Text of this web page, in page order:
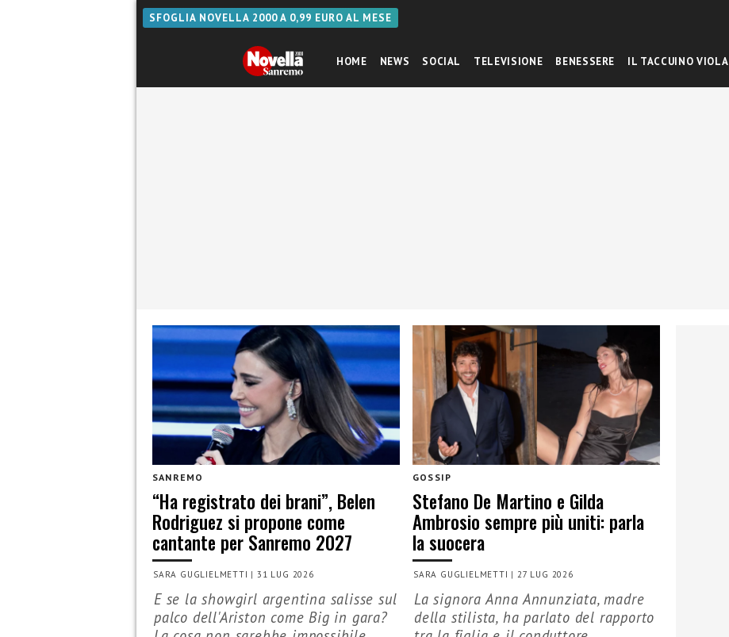
SFOGLIA NOVELLA 2000 A 0,99 EURO AL MESE
HOME NEWS SOCIAL TELEVISIONE BENESSERE IL TACCUINO VIOLA
SANREMO
“Ha registrato dei brani”, Belen
Rodriguez si propone come
cantante per Sanremo 2027
SARA GUGLIELMETTI |31 LUG 2026
E se la showgirl argentina salisse sul
palco dell'Ariston come Big in gara?
GOSSIP
Stefano De Martino e Gilda
Ambrosio sempre più uniti: parla
la suocera
SARA GUGLIELMETTI |27 LUG 2026
La signora Anna Annunziata, madre
della stilista, ha parlato del rapporto